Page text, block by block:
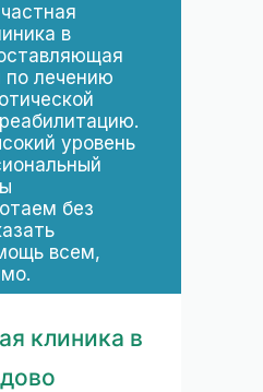
в
по лечению
уровень
без
всем,
клиника в